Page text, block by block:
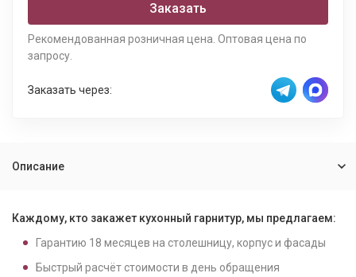
Заказать
Рекомендованная розничная цена. Оптовая цена по
запросу.
Заказать через:
Описание
Каждому, кто закажет кухонный гарнитур, мы предлагаем:
Гарантию 18 месяцев на столешницу, корпус и фасады
Быстрый расчёт стоимости в день обращения